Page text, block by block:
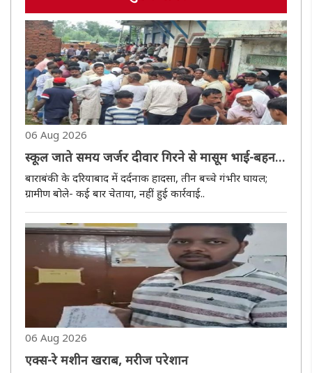
06 Aug 2026
स्कूल जाते समय जर्जर दीवार गिरने से मासूम भाई-बहन
की मौत,तीन घायल
बाराबंकी के दरियाबाद में दर्दनाक हादसा, तीन बच्चे गंभीर घायल;
ग्रामीण बोले- कई बार चेताया, नहीं हुई कार्रवाई..
06 Aug 2026
एक्स-रे मशीन खराब, मरीज परेशान